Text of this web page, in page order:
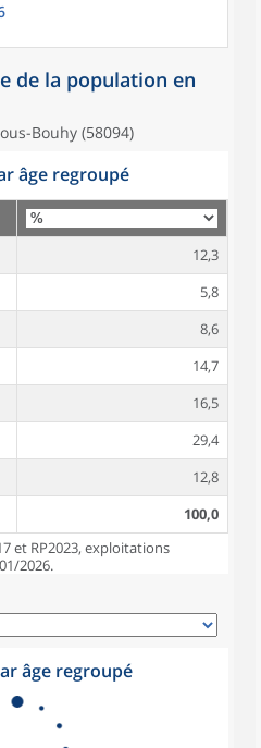
de la population en
Bouhy (58094)
âge regroupé
12,3
5,8
8,6
14,7
16,5
29,4
12,8
100,0
et RP2023, exploitations
2026.
âge regroupé